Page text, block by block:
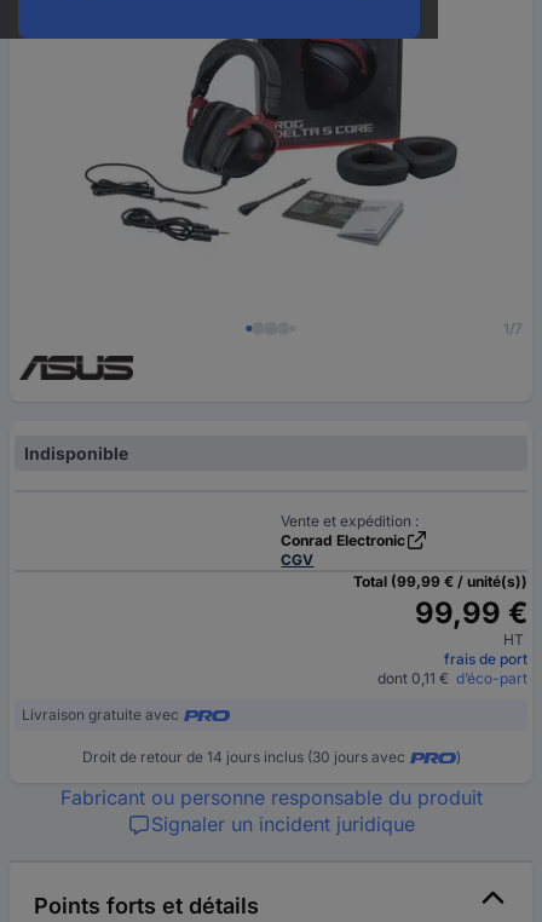
1/7
Indisponible
Vente et expédition :
Conrad Electronic
CGV
Total (99,99 € / unité(s))
99,99 €
HT
frais de port
dont 0,11 € d’éco-part
Livraison gratuite avec
Droit de retour de 14 jours inclus (30 jours avec )
Fabricant ou personne responsable du produit
Signaler un incident juridique
Points forts et détails